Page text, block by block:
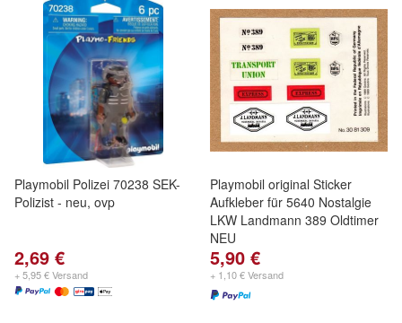
Playmobil Polizei 70238 SEK-
Polizist - neu, ovp
2,69 €
+ 5,95 € Versand
Playmobil original Sticker
Aufkleber für 5640 Nostalgie
LKW Landmann 389 Oldtimer
NEU
5,90 €
+ 1,10 € Versand